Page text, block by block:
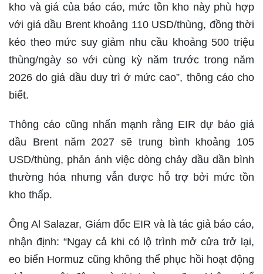
kho và giá của báo cáo, mức tồn kho này phù hợp
với giá dầu Brent khoảng 110 USD/thùng, đồng thời
kéo theo mức suy giảm nhu cầu khoảng 500 triệu
thùng/ngày so với cùng kỳ năm trước trong năm
2026 do giá dầu duy trì ở mức cao”, thông cáo cho
biết.
Thông cáo cũng nhấn mạnh rằng EIR dự báo giá
dầu Brent năm 2027 sẽ trung bình khoảng 105
USD/thùng, phản ánh việc dòng chảy dầu dần bình
thường hóa nhưng vẫn được hỗ trợ bởi mức tồn
kho thấp.
Ông Al Salazar, Giám đốc EIR và là tác giả báo cáo,
nhận định: “Ngay cả khi có lộ trình mở cửa trở lại,
eo biển Hormuz cũng không thể phục hồi hoạt động